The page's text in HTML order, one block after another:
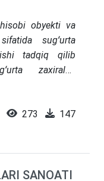
hisobi
ilmiy va
obyekti va
sugʻurta
tadqiq qilib
zaxiralari
mezonlari
xulosalar
273 147
SANOATI